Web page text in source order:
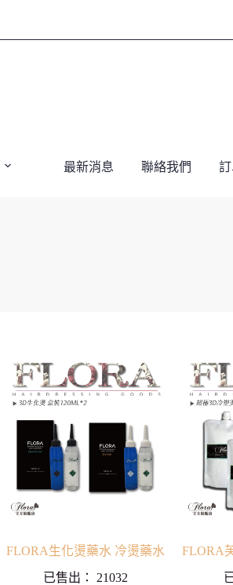
最新消息 聯絡我們
FLORA生化燙藥水 冷燙藥水
已售出： 21032
FLORA